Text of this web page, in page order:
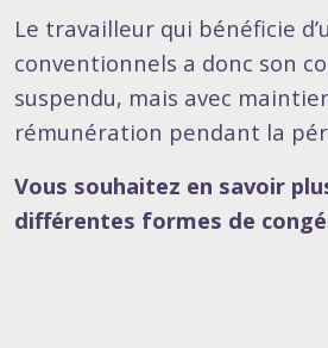
Le travailleur qui bénéficie
conventionnels a donc son
suspendu, mais avec
rémunération pendant la
Vous souhaitez en savoir
différentes formes de